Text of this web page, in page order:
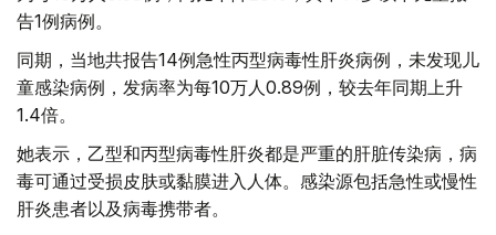
告1例病例。
同期，当地共报告14例急性丙型病毒性肝炎病例，未发现儿
童感染病例，发病率为每10万人0.89例，较去年同期上升
1.4倍。
她表示，乙型和丙型病毒性肝炎都是严重的肝脏传染病，病
毒可通过受损皮肤或黏膜进入人体。感染源包括急性或慢性
肝炎患者以及病毒携带者。